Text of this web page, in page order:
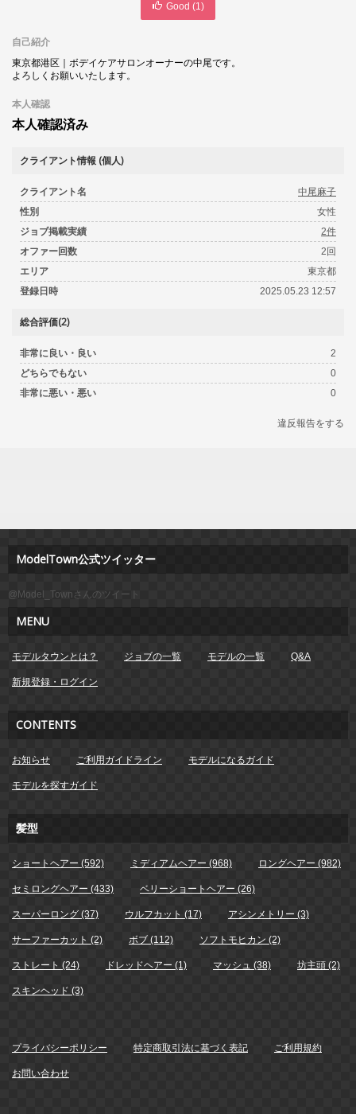
Good (1)
自己紹介
東京都港区｜ボデイケアサロンオーナーの中尾です。
よろしくお願いいたします。
本人確認
本人確認済み
クライアント情報 (個人)
クライアント名
中尾麻子
性別
女性
ジョブ掲載実績
2件
オファー回数
2回
エリア
東京都
登録日時
2025.05.23 12:57
総合評価(2)
非常に良い・良い
2
どちらでもない
0
非常に悪い・悪い
0
違反報告をする
ModelTown公式ツイッター
@Model_Townさんのツイート
MENU
モデルタウンとは？ ジョブの一覧 モデルの一覧 Q&A
新規登録・ログイン
CONTENTS
お知らせ ご利用ガイドライン モデルになるガイド
モデルを探すガイド
髪型
ショートヘアー (592) ミディアムヘアー (968) ロングヘアー (982)
セミロングヘアー (433) ベリーショートヘアー (26)
スーパーロング (37) ウルフカット (17) アシンメトリー (3)
サーファーカット (2) ボブ (112) ソフトモヒカン (2)
ストレート (24) ドレッドヘアー (1) マッシュ (38) 坊主頭 (2)
スキンヘッド (3)
プライバシーポリシー 特定商取引法に基づく表記 ご利用規約
お問い合わせ